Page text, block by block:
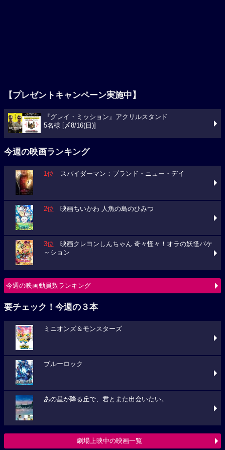
【プレゼントキャンペーン実施中】
『グレイ・ミッション』アクリルスタンド
5名様 [〆8/16(日)]
今週の映画ランキング
1位 スパイダーマン：ブランド・ニュー・デイ
2位 映画ちいかわ 人魚の島のひみつ
3位 映画クレヨンしんちゃん 奇々怪々！オラの妖怪バケ
～ション
今週の映画動員数ランキング
要チェック！今週の３本
ミニオンズ＆モンスターズ
ブルーロック
あの星が降る丘で、君とまた出会いたい。
劇場上映中の映画一覧